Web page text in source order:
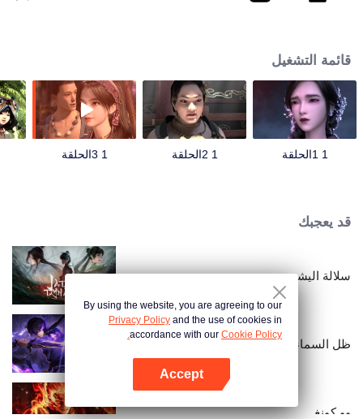
قائمة التشغيل
1 1الحلقة 1 2الحلقة 1 3الحلقة
قد يعجبك
سلالة اليشم
ظل السماء
وو كونغ
By using the website, you are agreeing to our
Privacy Policy and the use of cookies in
accordance with our Cookie Policy.
Accept